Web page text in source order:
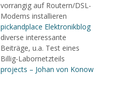
vorrangig auf Routern/DSL-
Modems installieren
pickandplace Elektronikblog
diverse interessante
Beiträge, u.a. Test eines
Billig-Labornetzteils
projects – Johan von Konow